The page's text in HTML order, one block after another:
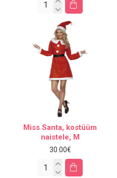
Miss Santa, kostüüm
naistele, M
30.00€